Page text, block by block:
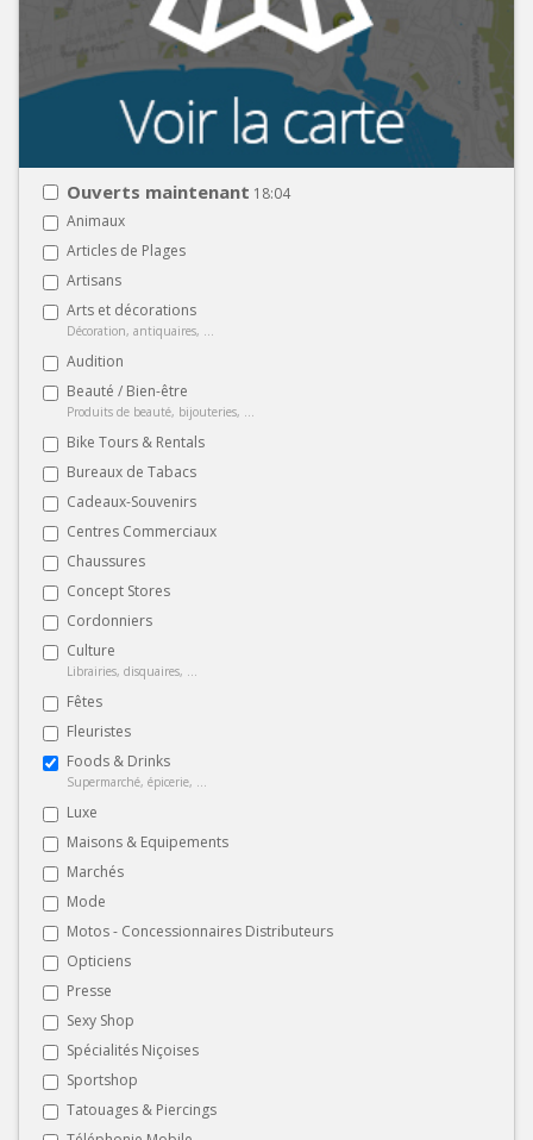
Ouverts maintenant 18:04
Animaux
Articles de Plages
Artisans
Arts et décorations
Décoration, antiquaires, ...
Audition
Beauté / Bien-être
Produits de beauté, bijouteries, ...
Bike Tours & Rentals
Bureaux de Tabacs
Cadeaux-Souvenirs
Centres Commerciaux
Chaussures
Concept Stores
Cordonniers
Culture
Librairies, disquaires, ...
Fêtes
Fleuristes
Foods & Drinks
Supermarché, épicerie, ...
Luxe
Maisons & Equipements
Marchés
Mode
Motos - Concessionnaires Distributeurs
Opticiens
Presse
Sexy Shop
Spécialités Niçoises
Sportshop
Tatouages & Piercings